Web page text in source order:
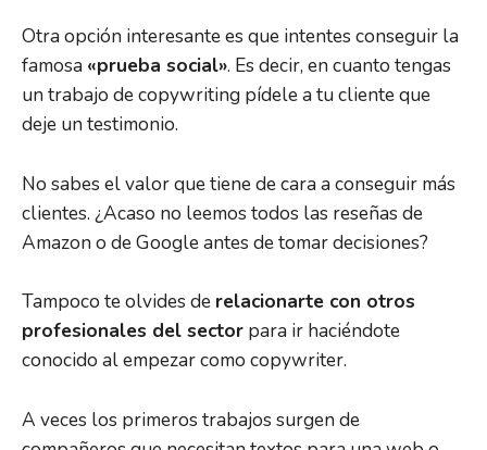
Otra opción interesante es que intentes conseguir la
famosa «prueba social». Es decir, en cuanto tengas
un trabajo de copywriting pídele a tu cliente que
deje un testimonio.
No sabes el valor que tiene de cara a conseguir más
clientes. ¿Acaso no leemos todos las reseñas de
Amazon o de Google antes de tomar decisiones?
Tampoco te olvides de relacionarte con otros
profesionales del sector para ir haciéndote
conocido al empezar como copywriter.
A veces los primeros trabajos surgen de